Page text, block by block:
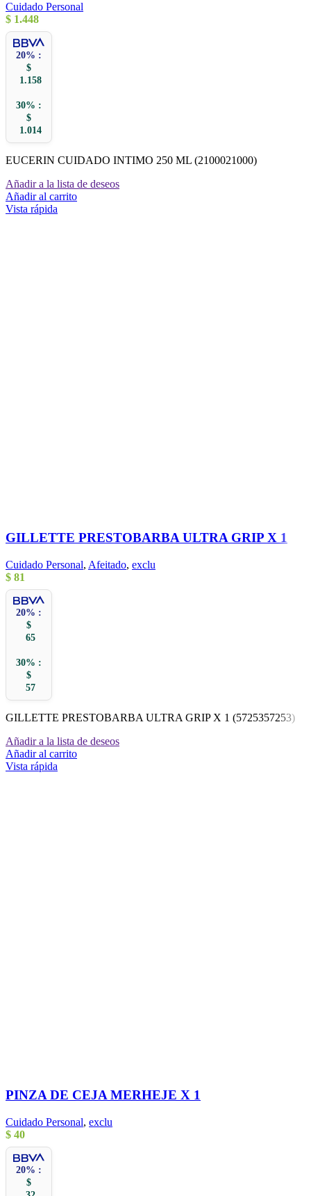
Cuidado Personal
$ 1.448
20% :
$
1.158
30% :
$
1.014
EUCERIN CUIDADO INTIMO 250 ML (2100021000)
Añadir a la lista de deseos
Añadir al carrito
Vista rápida
GILLETTE PRESTOBARBA ULTRA GRIP X 1
Cuidado Personal, Afeitado, exclu
$ 81
20% :
$
65
30% :
$
57
GILLETTE PRESTOBARBA ULTRA GRIP X 1 (5725357253)
Añadir a la lista de deseos
Añadir al carrito
Vista rápida
PINZA DE CEJA MERHEJE X 1
Cuidado Personal, exclu
$ 40
20% :
$